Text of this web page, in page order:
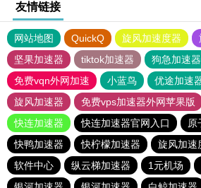
友情链接
网站地图 QuickQ 旋风加速度器
坚果加速器
tiktok加速器
狗急加速
免费vqn外网加速
小蓝鸟 优途加速
旋风加速器
免费vps加速器外网苹果版
快连加速器
快连加速器官网入口
原
快鸭加速器
快柠檬加速器 旋风加速
软件中心
纵云梯加速器 1元机场